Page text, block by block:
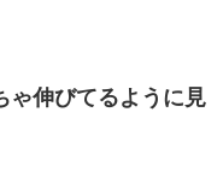
ゃ伸びてるように見